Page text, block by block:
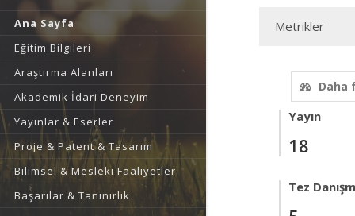
Ana Sayfa
Eğitim Bilgileri
Araştırma Alanları
Akademik İdari Deneyim
Yayınlar & Eserler
Proje & Patent & Tasarım
Bilimsel & Mesleki Faaliyetler
Başarılar & Tanınırlık
Metrikler
Daha
Yayın
18
Tez